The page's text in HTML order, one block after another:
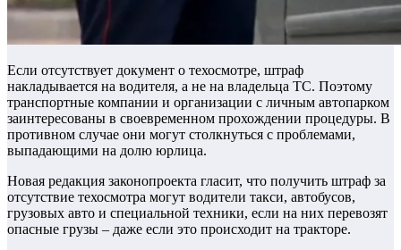
Если отсутствует документ о техосмотре, штраф
накладывается на водителя, а не на владельца ТС. Поэтому
транспортные компании и организации с личным автопарком
заинтересованы в своевременном прохождении процедуры. В
противном случае они могут столкнуться с проблемами,
выпадающими на долю юрлица.
Новая редакция законопроекта гласит, что получить штраф за
отсутствие техосмотра могут водители такси, автобусов,
грузовых авто и специальной техники, если на них перевозят
опасные грузы – даже если это происходит на тракторе.